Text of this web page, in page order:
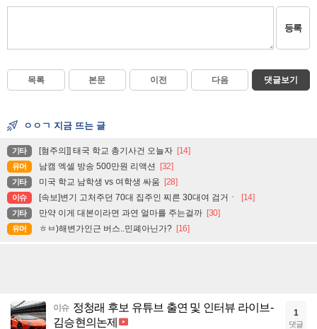
등록
목록 본문 이전 다음 댓글보기
ㅇㅇㄱ 지금 뜨는 글
기타 [혐주의]] 태국 학교 총기사건 오늘자 [14]
유머 남캠 엑셀 방송 500만원 리액션 [32]
기타 미국 학교 남학생 vs 여학생 싸움 [28]
이슈 [속보]변기 고처주던 70대 집주인 찌른 30대여 검거ㆍ [14]
기타 만약 이게 대본이라면 과연 얼마를 주는걸까 [30]
유머 ㅎㅂ)해변가인근 버스..민폐아닌가? [16]
이슈 정청래 후보 유튜브 출연 및 인터뷰 라이브-
김승현의논제
1
댓글